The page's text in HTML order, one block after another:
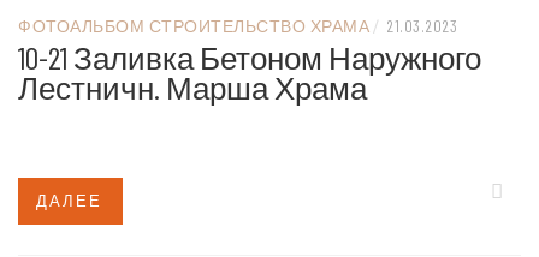
ФОТОАЛЬБОМ СТРОИТЕЛЬСТВО ХРАМА / 21.03.2023
10-21 Заливка Бетоном Наружного
Лестничн. Марша Храма
ДАЛЕЕ